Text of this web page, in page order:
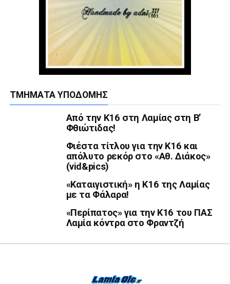
ΤΜΉΜΑΤΑ ΥΠΟΔΟΜΉΣ
Από την Κ16 στη Λαμίας στη Β’
Φθιώτιδας!
Φιέστα τίτλου για την Κ16 και
απόλυτο ρεκόρ στο «Αθ. Διάκος»
(vid&pics)
«Καταιγιστική» η Κ16 της Λαμίας
με τα Φάλαρα!
«Περίπατος» για την Κ16 του ΠΑΣ
Λαμία κόντρα στο Φραντζή